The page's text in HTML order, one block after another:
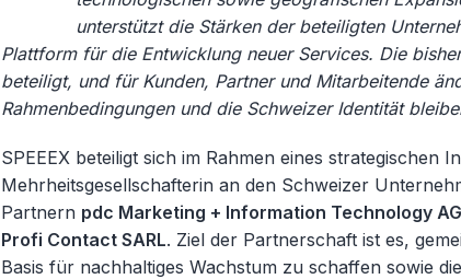
unterstützt die Stärken der beteiligten
Plattform für die Entwicklung neuer Services. Die
beteiligt, und für Kunden, Partner und Mitarbeitende
Rahmenbedingungen und die Schweizer Identität
SPEEEX beteiligt sich im Rahmen eines strategischen
Mehrheitsgesellschafterin an den Schweizer
Partnern pdc Marketing + Information Technology
Profi Contact SARL. Ziel der Partnerschaft ist es,
Basis für nachhaltiges Wachstum zu schaffen sowie